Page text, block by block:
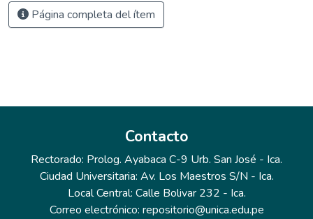
Página completa del ítem
Contacto
Rectorado: Prolog. Ayabaca C-9 Urb. San José - Ica.
Ciudad Universitaria: Av. Los Maestros S/N - Ica.
Local Central: Calle Bolivar 232 - Ica.
Correo electrónico: repositorio@unica.edu.pe